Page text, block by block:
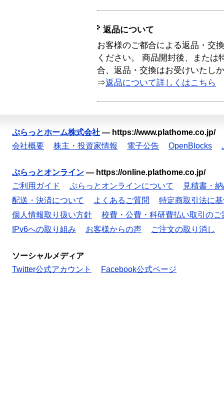
返品について
お客様のご都合による返品・交
ください。 商品開封後、または
合、返品・交換はお受けいたし
⇒返品について詳しくはこちら
ぷらっとホーム株式会社 — https://www.plathome.co.jp/
会社概要
株主・投資家情報 電子公告 OpenBlocks
ぷらっとオンライン — https://online.plathome.co.jp/
ご利用ガイド
ぷらっとオンラインについて
見積書・
配送・決済について
よくあるご質問
特定商取引法に
個人情報取り扱い方針
校費・公費・科研費払い取引のご
IPv6への取り組み
お客様からの声 ご注文の取り消し
ソーシャルメディア
Twitter公式アカウント
Facebook公式ページ